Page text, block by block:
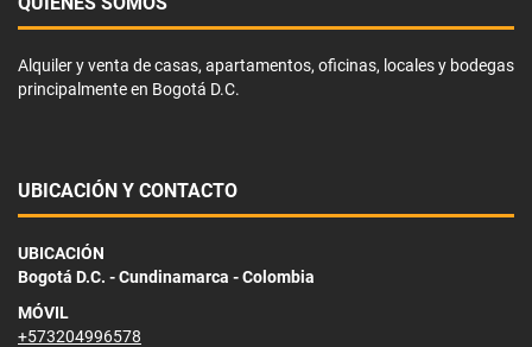
Alquiler y venta de casas, apartamentos, oficinas, locales y bodegas
principalmente en Bogotá D.C.
UBICACIÓN Y CONTACTO
UBICACIÓN
Bogotá D.C. - Cundinamarca - Colombia
MÓVIL
+573204996578